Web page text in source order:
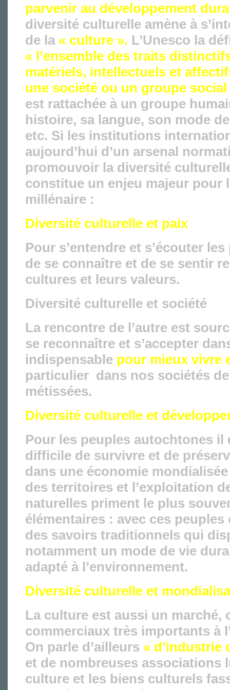
parvenir au développement
diversité culturelle amène à
de la « culture ». L’Unesco la
« l’ensemble des traits
matériels, intellectuels et
une société ou un groupe
est rattachée à un groupe
histoire, sa langue, son mode
etc. Si les institutions
aujourd’hui d’un arsenal
promouvoir la diversité
constitue un enjeu majeur pour
millénaire :
Diversité culturelle et paix
Pour s’entendre et s’écouter
de se connaître et de se sentir
cultures et leurs valeurs.
Diversité culturelle et société
La rencontre de l’autre est
se reconnaître et s’accepter
indispensable pour mieux vivre
particulier dans nos sociétés
métissées.
Diversité culturelle et
Pour les peuples autochtones il
difficile de survivre et de
dans une économie
des territoires et l’exploitation
naturelles priment le plus
élémentaires : avec ces
des savoirs traditionnels qui
notamment un mode de vie
adapté à l’environnement.
Diversité culturelle et
La culture est aussi un marché,
commerciaux très importants à
On parle d’ailleurs « d’industrie
et de nombreuses associations
culture et les biens culturels